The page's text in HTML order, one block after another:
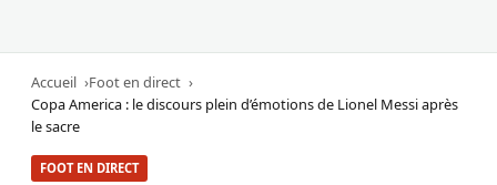
Accueil
Foot en direct
Copa America : le discours plein d’émotions de Lionel Messi après
le sacre
FOOT EN DIRECT